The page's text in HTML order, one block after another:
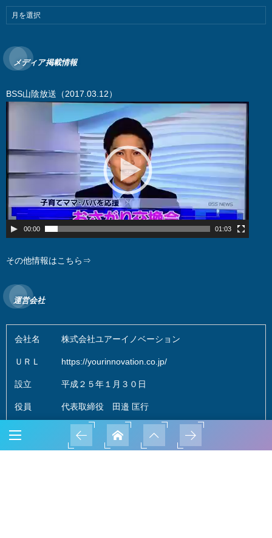
メディア掲載情報
BSS山陰放送（2017.03.12）
動
レ
ー
ー
00:00 01:03
その他情報はこちら⇒
運営会社
会社名 株式会社ユアーイノベーション
ＵＲＬ https://yourinnovation.co.jp/
設立 平成２５年１月３０日
役員 代表取締役 田邉 匡行
所在地 岡山県倉敷市玉島上成505-6 C-202
TEL.TEL.086-697-6138（ＦＡＸ兼用）